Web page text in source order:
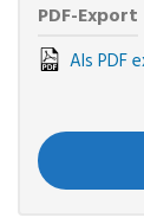
PDF-Export
Als PDF